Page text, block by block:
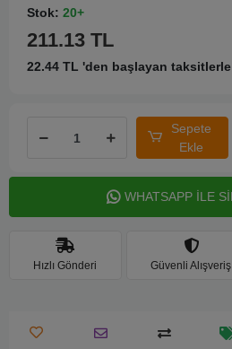
Stok: 20+
211.13 TL
22.44 TL 'den başlayan taksitlerle
Sepete
Ekle
WHATSAPP İLE
Hızlı Gönderi Güvenli Alışveriş